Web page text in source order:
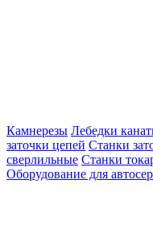
Камнерезы Лебедки
заточки цепей Станки
сверлильные Станки
Оборудование для